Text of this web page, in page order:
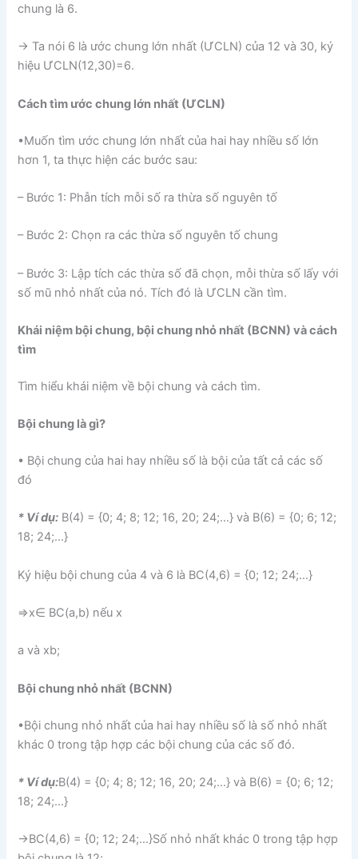
chung là 6.
→ Ta nói 6 là ước chung lớn nhất (ƯCLN) của 12 và 30, ký
hiệu ƯCLN(12,30)=6.
Cách tìm ước chung lớn nhất (ƯCLN)
•Muốn tìm ước chung lớn nhất của hai hay nhiều số lớn
hơn 1, ta thực hiện các bước sau:
– Bước 1: Phẫn tích mỗi số ra thừa số nguyên tố
– Bước 2: Chọn ra các thừa số nguyên tố chung
– Bước 3: Lập tích các thừa số đã chọn, mỗi thừa số lấy với
số mũ nhỏ nhất của nó. Tích đó là ƯCLN cần tìm.
Khái niệm bội chung, bội chung nhỏ nhất (BCNN) và cách
tìm
Tìm hiểu khái niệm về bội chung và cách tìm.
Bội chung là gì?
• Bội chung của hai hay nhiều số là bội của tất cả các số
đó
* Ví dụ: B(4) = {0; 4; 8; 12; 16, 20; 24;…} và B(6) = {0; 6; 12;
18; 24;…}
Ký hiệu bội chung của 4 và 6 là BC(4,6) = {0; 12; 24;…}
⇒x∈ BC(a,b) nếu x
a và xb;
Bội chung nhỏ nhất (BCNN)
•Bội chung nhỏ nhất của hai hay nhiều số là số nhỏ nhất
khác 0 trong tập hợp các bội chung của các số đó.
* Ví dụ:B(4) = {0; 4; 8; 12; 16, 20; 24;…} và B(6) = {0; 6; 12;
18; 24;…}
→BC(4,6) = {0; 12; 24;…}Số nhỏ nhất khác 0 trong tập hợp